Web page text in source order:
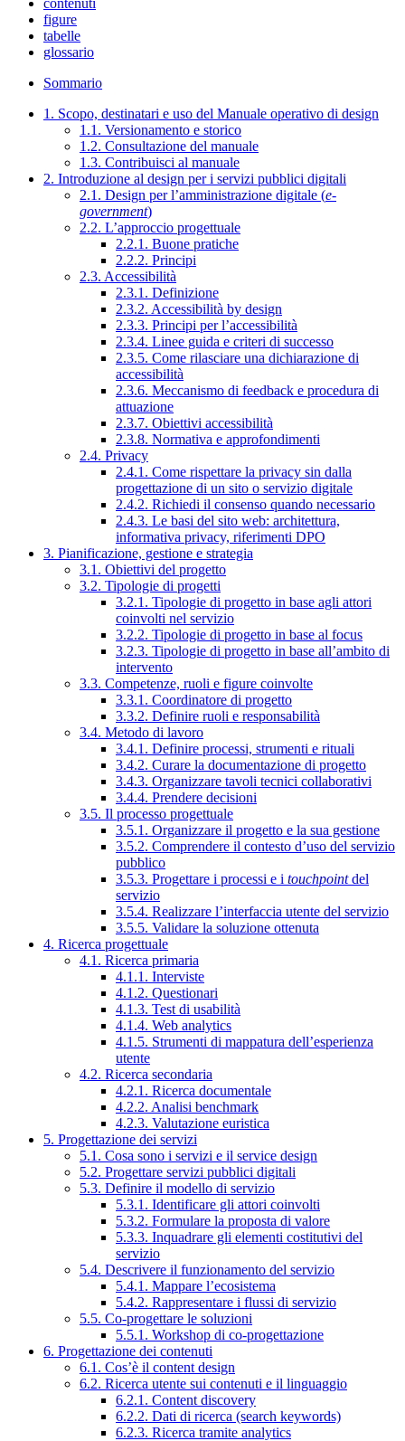
contenuti
figure
tabelle
glossario
Sommario
1. Scopo, destinatari e uso del Manuale operativo di design
1.1. Versionamento e storico
1.2. Consultazione del manuale
1.3. Contribuisci al manuale
2. Introduzione al design per i servizi pubblici digitali
2.1. Design per l’amministrazione digitale (e-
government)
2.2. L’approccio progettuale
2.2.1. Buone pratiche
2.2.2. Principi
2.3. Accessibilità
2.3.1. Definizione
2.3.2. Accessibilità by design
2.3.3. Principi per l’accessibilità
2.3.4. Linee guida e criteri di successo
2.3.5. Come rilasciare una dichiarazione di
accessibilità
2.3.6. Meccanismo di feedback e procedura di
attuazione
2.3.7. Obiettivi accessibilità
2.3.8. Normativa e approfondimenti
2.4. Privacy
2.4.1. Come rispettare la privacy sin dalla
progettazione di un sito o servizio digitale
2.4.2. Richiedi il consenso quando necessario
2.4.3. Le basi del sito web: architettura,
informativa privacy, riferimenti DPO
3. Pianificazione, gestione e strategia
3.1. Obiettivi del progetto
3.2. Tipologie di progetti
3.2.1. Tipologie di progetto in base agli attori
coinvolti nel servizio
3.2.2. Tipologie di progetto in base al focus
3.2.3. Tipologie di progetto in base all’ambito di
intervento
3.3. Competenze, ruoli e figure coinvolte
3.3.1. Coordinatore di progetto
3.3.2. Definire ruoli e responsabilità
3.4. Metodo di lavoro
3.4.1. Definire processi, strumenti e rituali
3.4.2. Curare la documentazione di progetto
3.4.3. Organizzare tavoli tecnici collaborativi
3.4.4. Prendere decisioni
3.5. Il processo progettuale
3.5.1. Organizzare il progetto e la sua gestione
3.5.2. Comprendere il contesto d’uso del servizio
pubblico
3.5.3. Progettare i processi e i touchpointdel
servizio
3.5.4. Realizzare l’interfaccia utente del servizio
3.5.5. Validare la soluzione ottenuta
4. Ricerca progettuale
4.1. Ricerca primaria
4.1.1. Interviste
4.1.2. Questionari
4.1.3. Test di usabilità
4.1.4. Web analytics
4.1.5. Strumenti di mappatura dell’esperienza
utente
4.2. Ricerca secondaria
4.2.1. Ricerca documentale
4.2.2. Analisi benchmark
4.2.3. Valutazione euristica
5. Progettazione dei servizi
5.1. Cosa sono i servizi e il service design
5.2. Progettare servizi pubblici digitali
5.3. Definire il modello di servizio
5.3.1. Identificare gli attori coinvolti
5.3.2. Formulare la proposta di valore
5.3.3. Inquadrare gli elementi costitutivi del
servizio
5.4. Descrivere il funzionamento del servizio
5.4.1. Mappare l’ecosistema
5.4.2. Rappresentare i flussi di servizio
5.5. Co-progettare le soluzioni
5.5.1. Workshop di co-progettazione
6. Progettazione dei contenuti
6.1. Cos’è il content design
6.2. Ricerca utente sui contenuti e il linguaggio
6.2.1. Content discovery
6.2.2. Dati di ricerca (search keywords)
6.2.3. Ricerca tramite analytics